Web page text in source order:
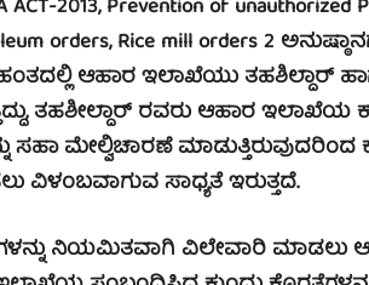
ACT-2013, Prevention of
orders, Rice mill orders 2
ಆಹಾರ ಇಲಾಖೆಯು ತಹಶಿಲ್ದಾರ್
ತಹಶೀಲ್ದಾರ್ ರವರು ಆಹಾರ
ಸಹಾ ಮೇಲ್ವಿಚಾರಣೆ
ವಿಳಂಬವಾಗುವ ಸಾಧ್ಯತೆ ಇರುತ್ತದೆ.
ನಿಯಮಿತವಾಗಿ ವಿಲೇವಾರಿ ಮಾಡಲು